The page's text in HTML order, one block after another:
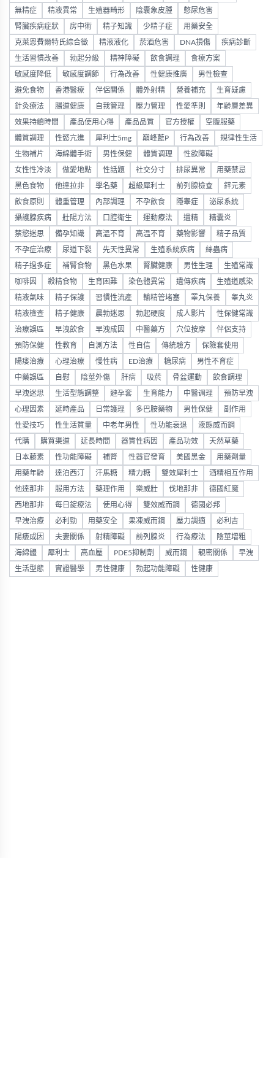
無精症 精液異常 生殖器畸形 陰囊象皮腫 憋尿危害
腎臟疾病症狀 房中術 精子知識 少精子症 用藥安全
克萊恩費爾特氏綜合徵 精液液化 菸酒危害 DNA損傷 疾病診斷
生活習慣改善 勃起分級 精神障礙 飲食調理 食療方案
敏感度降低 敏感度調節 行為改善 性健康推廣 男性檢查
避免食物 香港醫療 伴侶關係 體外射精 營養補充 生育疑慮
針灸療法 腸道健康 自我管理 壓力管理 性愛準則 年齡層差異
效果持續時間 產品使用心得 產品品質 官方授權 空腹服藥
體質調理 性慾亢進 犀利士5mg 巔峰藍P 行為改善 規律性生活
生物補片 海綿體手術 男性保健 體質调理 性欲障礙
女性性冷淡 做愛地點 性話題 社交分寸 排尿異常 用藥禁忌
黑色食物 他達拉非 學名藥 超級犀利士 前列腺檢查 鋅元素
飲食原則 體重管理 內部調理 不孕飲食 隱睾症 泌尿系統
攝護腺疾病 壯陽方法 口腔衛生 運動療法 遺精 精囊炎
禁慾迷思 備孕知識 高溫不育 高温不育 藥物影響 精子品質
不孕症治療 尿道下裂 先天性異常 生殖系統疾病 絲蟲病
精子過多症 補腎食物 黑色水果 腎臟健康 男性生理 生殖常識
咖啡因 殺精食物 生育困難 染色體異常 遺傳疾病 生殖道感染
精液氣味 精子保護 習慣性流產 輸精管堵塞 睪丸保養 睾丸炎
精液檢查 精子健康 晨勃迷思 勃起硬度 成人影片 性保健常識
治療誤區 早洩飲食 早洩成因 中醫藥方 穴位按摩 伴侶支持
預防保健 性教育 自測方法 性自信 傳統驗方 保險套使用
陽痿治療 心理治療 慢性病 ED治療 糖尿病 男性不育症
中藥誤區 自慰 陰莖外傷 肝病 吸菸 骨盆運動 飲食調理
早洩迷思 生活型態調整 避孕套 生育能力 中醫调理 預防早洩
心理因素 延時產品 日常護理 多巴胺藥物 男性保健 副作用
性愛技巧 性生活質量 中老年男性 性功能衰退 液態威而鋼
代購 購買渠道 延長時間 器質性病因 產品功效 天然草藥
日本藤素 性功能障礙 補腎 性器官發育 美國黑金 用藥劑量
用藥年齡 達泊西汀 汗馬糖 精力糖 雙效犀利士 酒精相互作用
他達那非 服用方法 藥理作用 樂威壯 伐地那非 德國紅魔
西地那非 每日錠療法 使用心得 雙效威而鋼 德國必邦
早洩治療 必利勁 用藥安全 果凍威而鋼 壓力調適 必利吉
陽痿成因 夫妻關係 射精障礙 前列腺炎 行為療法 陰莖增粗
海綿體 犀利士 高血壓 PDE5抑制劑 威而鋼 親密關係 早洩
生活型態 實證醫學 男性健康 勃起功能障礙 性健康